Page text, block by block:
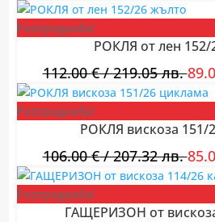
Разпродажба!
РОКЛЯ от лен 152/
112.00€/ 219.05 лв.
Разпродажба!
РОКЛЯ вискоза 151/
106.00€/ 207.32 лв.
Разпродажба!
ГАЩЕРИЗОН от